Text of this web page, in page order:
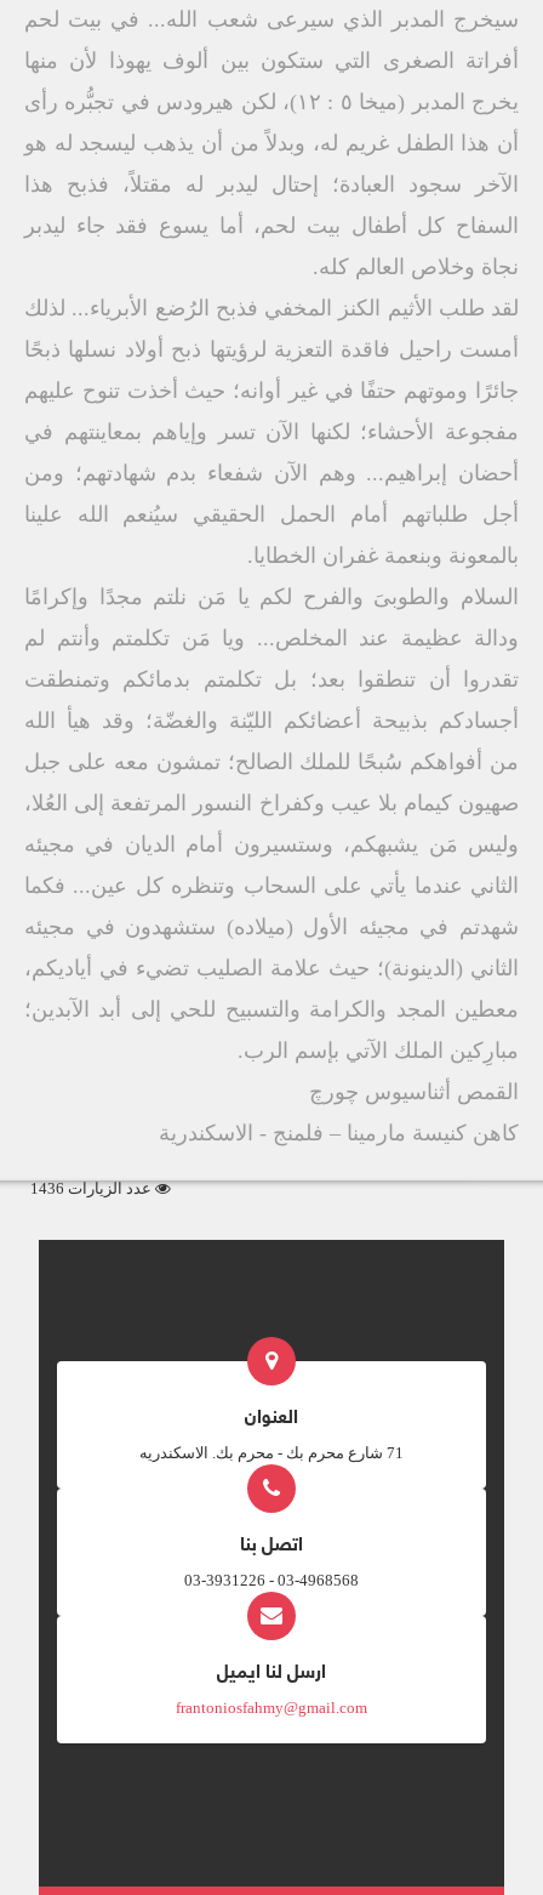
سيخرج المدبر الذي سيرعى شعب الله... في بيت لحم
أفراتة الصغرى التي ستكون بين ألوف يهوذا لأن منها
يخرج المدبر (ميخا ٥ : ١٢)، لكن هيرودس في تجبُّره رأى
أن هذا الطفل غريم له، وبدلاً من أن يذهب ليسجد له هو
الآخر سجود العبادة؛ إحتال ليدبر له مقتلاً، فذبح هذا
السفاح كل أطفال بيت لحم، أما يسوع فقد جاء ليدبر
نجاة وخلاص العالم كله.
لقد طلب الأثيم الكنز المخفي فذبح الرُضع الأبرياء... لذلك
أمست راحيل فاقدة التعزية لرؤيتها ذبح أولاد نسلها ذبحًا
جائرًا وموتهم حتفًا في غير أوانه؛ حيث أخذت تنوح عليهم
مفجوعة الأحشاء؛ لكنها الآن تسر وإياهم بمعاينتهم في
أحضان إبراهيم... وهم الآن شفعاء بدم شهادتهم؛ ومن
أجل طلباتهم أمام الحمل الحقيقي سيُنعم الله علينا
بالمعونة وبنعمة غفران الخطايا.
السلام والطوبىَ والفرح لكم يا مَن نلتم مجدًا وإكرامًا
ودالة عظيمة عند المخلص... ويا مَن تكلمتم وأنتم لم
تقدروا أن تنطقوا بعد؛ بل تكلمتم بدمائكم وتمنطقت
أجسادكم بذبيحة أعضائكم الليّنة والغضّة؛ وقد هيأ الله
من أفواهكم سُبحًا للملك الصالح؛ تمشون معه على جبل
صهيون كيمام بلا عيب وكفراخ النسور المرتفعة إلى العُلا،
وليس مَن يشبهكم، وستسيرون أمام الديان في مجيئه
الثاني عندما يأتي على السحاب وتنظره كل عين... فكما
شهدتم في مجيئه الأول (ميلاده) ستشهدون في مجيئه
الثاني (الدينونة)؛ حيث علامة الصليب تضيء في أياديكم،
معطين المجد والكرامة والتسبيح للحي إلى أبد الآبدين؛
مبارِكين الملك الآتي بإسم الرب.
القمص أثناسيوس چورچ
كاهن كنيسة مارمينا – فلمنج - الاسكندرية
عدد الزيارات 1436
العنوان
‎71 شارع محرم بك - محرم بك. الاسكندريه
اتصل بنا
03-4968568 - 03-3931226
ارسل لنا ايميل
frantoniosfahmy@gmail.com